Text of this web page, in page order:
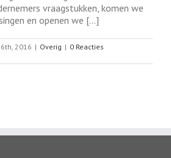
vraagstukken, komen we
en openen we [...]
2016 | Overig | 0 Reacties